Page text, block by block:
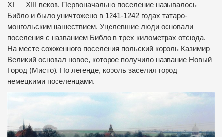
XI — XIII веков. Первоначально поселение называлось
Библо и было уничтожено в 1241-1242 годах татаро-
монгольским нашествием. Уцелевшие люди основали
поселения с названием Библо в трех километрах отсюда.
На месте сожженного поселения польский король Казимир
Великий основал новое, которое получило название Новый
Город (Мисто). По легенде, король заселил город
немецкими поселенцами.